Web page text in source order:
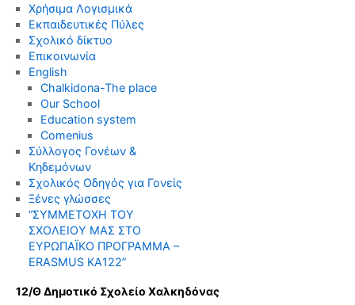
Χρήσιμα Λογισμικά
Εκπαιδευτικές Πύλες
Σχολικό δίκτυο
Επικοινωνία
English
Chalkidona-The place
Our School
Education system
Comenius
Σύλλογος Γονέων &
Κηδεμόνων
Σχολικός Οδηγός για Γονείς
Ξένες γλώσσες
“ΣΥΜΜΕΤΟΧΗ ΤΟΥ
ΣΧΟΛΕΙΟΥ ΜΑΣ ΣΤΟ
ΕΥΡΩΠΑΪΚΟ ΠΡΟΓΡΑΜΜΑ –
ERASMUS KΑ122”
12/Θ Δημοτικό Σχολείο Χαλκηδόνας